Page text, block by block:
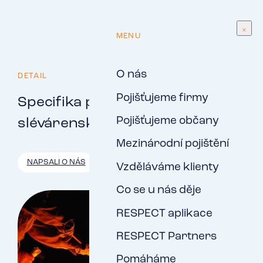
MENU
O nás
Pojišťujeme firmy
Pojišťujeme občany
Mezinárodní pojištění
Vzděláváme klienty
Co se u nás děje
RESPECT aplikace
RESPECT Partners
Pomáháme
DETAIL
Specifika pojištění
slévárenských provozů
NAPSALI O NÁS